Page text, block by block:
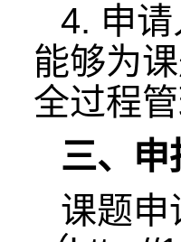
4. 申
能够为
全过程管
三、申
课题申